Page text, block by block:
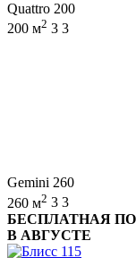
Quattro 200
200 м2 3 3
Gemini 260
260 м2 3 3
БЕСПЛАТНАЯ
В АВГУСТЕ